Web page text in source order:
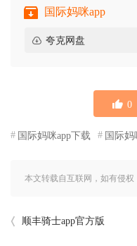
国际妈咪app
夸克网盘
0
国际妈咪app下载 国际
本文转载自互联网，如有侵权
顺丰骑士app官方版